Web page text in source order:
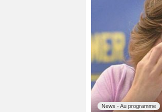
News - Au programme